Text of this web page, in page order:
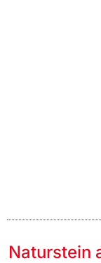
Naturstein